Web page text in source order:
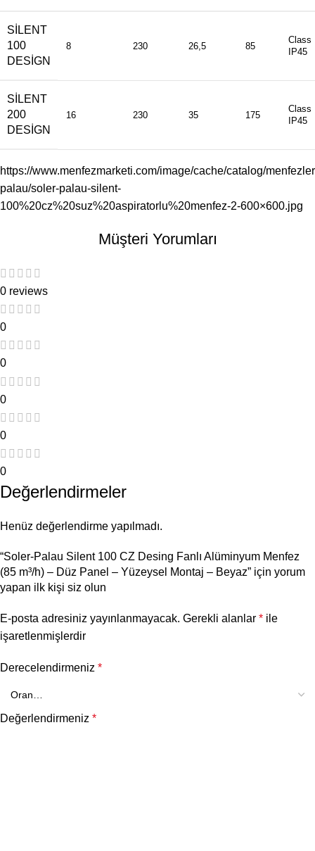
SILENT
100
DESIGN
8 230 26,5 85
Class
IP45
SILENT
200
DESIGN
16 230 35 175
Class
IP45
https://www.menfezmarketi.com/image/cache/catalog/
palau/soler-palau-silent-
100%20cz%20suz%20aspiratorlu%20menfez-2-600×600.jpg
Müşteri Yorumları
0 reviews
0
0
0
0
0
Değerlendirmeler
Henüz değerlendirme yapılmadı.
“Soler-Palau Silent 100 CZ Desing Fanlı Alüminyum Menfez
(85 m³/h) – Düz Panel – Yüzeysel Montaj – Beyaz” için yorum
yapan ilk kişi siz olun
E-posta adresiniz yayınlanmayacak. Gerekli alanlar * ile
işaretlenmişlerdir
Derecelendirmeniz *
Değerlendirmeniz *